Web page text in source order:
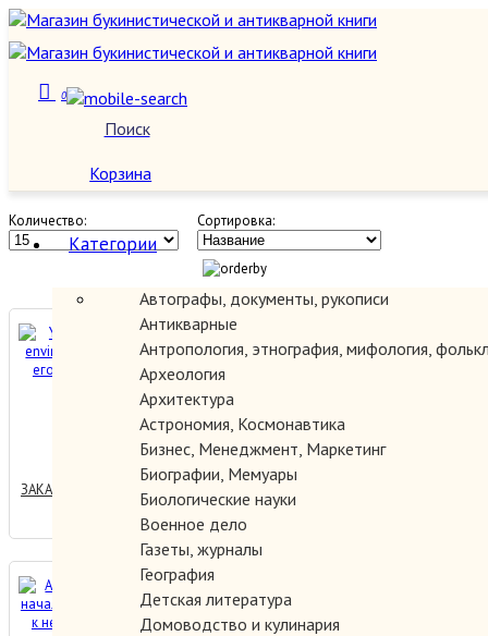
Поиск
0
Корзина
Категории
Автографы, документы, рукописи
Антикварные
Антропология, этнография, мифология,
Археология
Архитектура
Астрономия, Космонавтика
Бизнес, Менеджмент, Маркетинг
Биографии, Мемуары
Биологические науки
Военное дело
Газеты, журналы
География
Детская литература
Домоводство и кулинария
Кавказ, Закавказье
Количество: Сортировка:
Yerevan and its environs /
Ереван и его окрестности.
400.00 руб.
ЗАКАЗАТЬ
Азербайджан в начале ХХ
века: путь к независимости.